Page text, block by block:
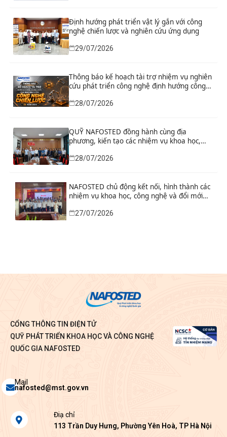
Định hướng phát triển vật lý gắn với công
nghệ chiến lược và nghiên cứu ứng dụng
29/07/2026
Thông báo kế hoạch tài trợ nhiệm vụ nghiên
cứu phát triển công nghệ định hướng công
nghệ chiến lược năm 2026
28/07/2026
QUỸ NAFOSTED đồng hành cùng địa
phương, kiến tạo các nhiệm vụ khoa học,
phát triển thực tiễn
28/07/2026
NAFOSTED chủ động kết nối, hình thành các
nhiệm vụ khoa học, công nghệ và đổi mới
Bình
27/07/2026
CỔNG THÔNG TIN ĐIỆN TỬ
QUỸ PHÁT TRIỂN KHOA HỌC VÀ CÔNG NGHỆ
QUỐC GIA NAFOSTED
Envelope
Mail
nafosted@mst.gov.vn
Map-
marker-
Điạ chỉ
113 Trần Duy Hưng, Phường Yên Hoà, TP Hà Nội